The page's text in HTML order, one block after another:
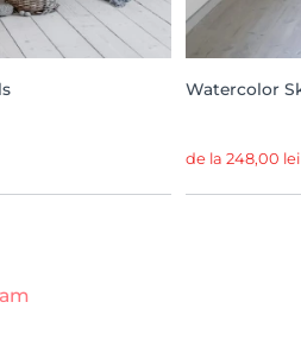
Watercolor
de la 248,00